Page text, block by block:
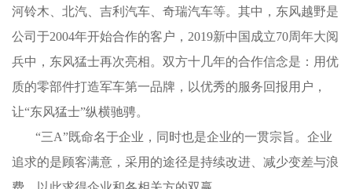
河铃木、北汽、吉利汽车、奇瑞汽车等。其中，东风越野是
公司于2004年开始合作的客户，2019新中国成立70周年大阅
兵中，东风猛士再次亮相。双方十几年的合作信念是：用优
质的零部件打造军车第一品牌，以优秀的服务回报用户，
让“东风猛士”纵横驰骋。
“三A”既命名于企业，同时也是企业的一贯宗旨。企业
追求的是顾客满意，采用的途径是持续改进、减少变差与浪